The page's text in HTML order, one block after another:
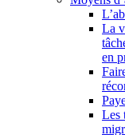
La
en
Les